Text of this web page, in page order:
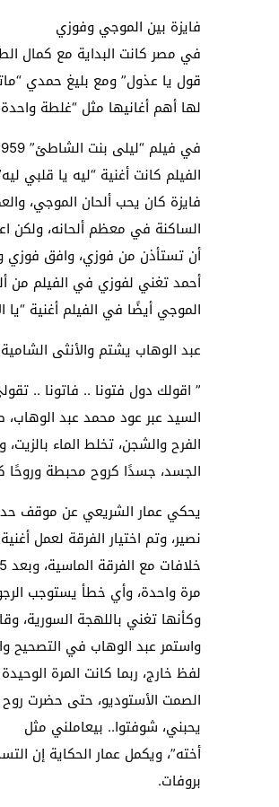
فايزة بين الموجي وفوزي
في مصر كانت البداية مع كمال
قول يا عذول” ومع بليغ حمدي
لها أهم أغانيها مثل “غلطة
الفيلم كانت أغنية “ليه يا
فايزة كان يحب ألحان الموجي،
الساكنة في معظم ألحانه، ولكن
أن تستأذن من فوزي، وافق فوزي
أحمد تغني لفوزي في الفيلم من
الموجي أيضًا في الفيلم أغنية “يا
عبد الوهاب يشتم والأنثى
” اقولك دول فتونا .. فاتونا ..
السيد عبر عود محمد عبد
الفرح والشجن، تخلط الماء
الجسد، جسدًا كروح محبطة وروحًا
يحكي عمار الشريعي عن موقف
نصير، وتم اختيار الفرقة لعمل
مرة واحدة، وأي خطأ يستوجب
وكأنها تغني باللهجة السورية،
واستمر عبد الوهاب في
لفظ خارج، ربما كانت المرة
الصمت الأستوديو، حتى حضرت
يحبني، شوفتوا.. بيعاملني مثل
بروفات.